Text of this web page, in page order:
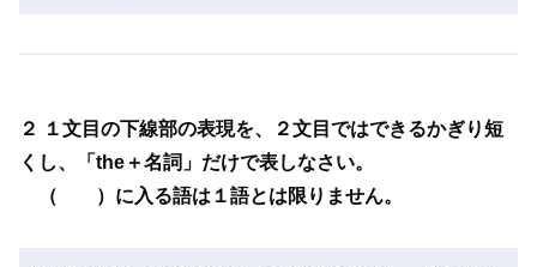
２ １文目の下線部の表現を、２文目ではできるかぎり短
くし、「the＋名詞」だけで表しなさい。
（ ）に入る語は１語とは限りません。